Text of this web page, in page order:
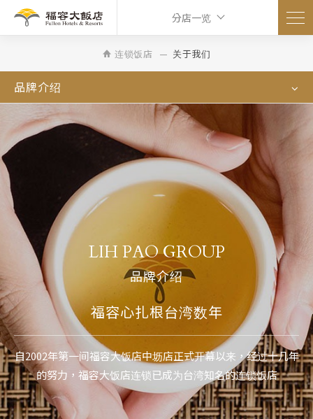
分店一览
连锁饭店 关于我们
品牌介绍
LIH PAO GROUP
品牌介绍
福容心扎根台湾数年
自2002年第一间福容大饭店中坜店正式开幕以来，经过十几年
的努力，福容大饭店连锁已成为台湾知名的连锁饭店